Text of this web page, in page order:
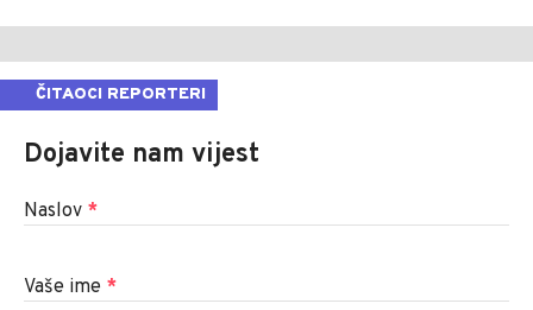
ČITAOCI REPORTERI
Dojavite nam vijest
Naslov *
Vaše ime *